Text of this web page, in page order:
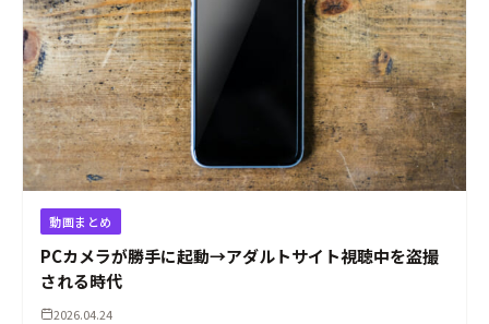
動画まとめ
PCカメラが勝手に起動→アダルトサイト視聴中を盗撮
される時代
2026.04.24